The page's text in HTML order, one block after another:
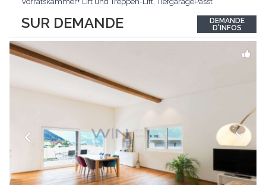
SUR DEMANDE
Wintergarten schaffen ein lichtdurchflutetes
Wunder.Interessiert? JETZT anrufen: +41 76 507 21 32
DEMANDE
D'INFOS